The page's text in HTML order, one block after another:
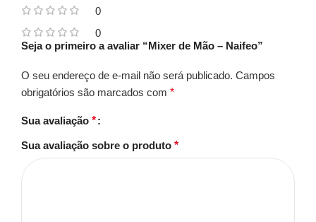
0
0
Seja o primeiro a avaliar “Mixer de Mão – Naifeo”
O seu endereço de e-mail não será publicado. Campos
obrigatórios são marcados com *
Sua avaliação *
Sua avaliação sobre o produto *